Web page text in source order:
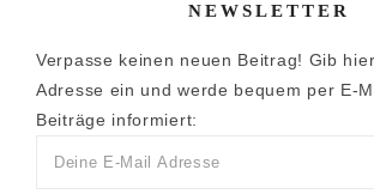
NEWSLETTER
Verpasse keinen neuen Beitrag! Gib
Adresse ein und werde bequem per E-
Beiträge informiert: